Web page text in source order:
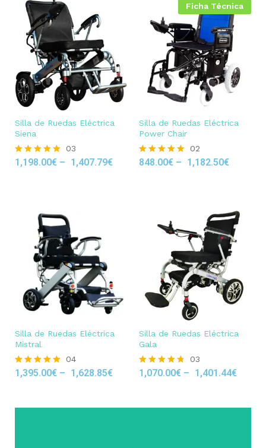
Silla de Ruedas Eléctrica
Siena
Rated
03
1,198.00€ – 1,407.79€
Ficha Técnica
Silla de Ruedas Eléctrica
Power Chair
Rated
02
848.00€ – 1,182.50€
Silla de Ruedas Eléctrica
Mistral
Rated
04
1,395.00€ – 1,628.85€
Silla de Ruedas Eléctrica
Gala
Rated
03
1,070.00€ – 1,401.44€